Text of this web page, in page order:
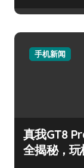
手机新闻
真我GT8
全揭秘，玩